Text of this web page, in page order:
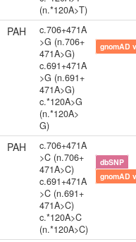
(n.*120A>T)
PAH
c.706+471A
>G (n.706+
471A>G)
c.691+471A
>G (n.691+
471A>G)
c.*120A>G
(n.*120A>
G)
gnomAD
PAH
c.706+471A
>C (n.706+
471A>C)
c.691+471A
>C (n.691+
471A>C)
c.*120A>C
(n.*120A>C)
dbSNP
gnomAD